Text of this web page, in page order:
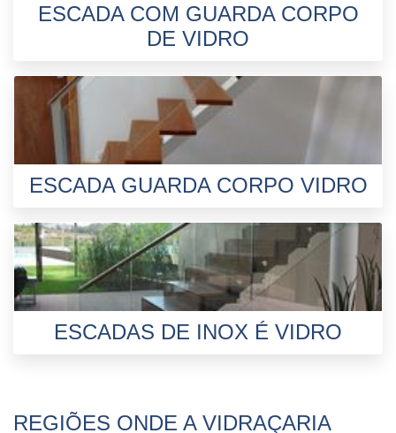
ESCADA COM GUARDA CORPO
DE VIDRO
ESCADA GUARDA CORPO VIDRO
ESCADAS DE INOX É VIDRO
REGIÕES ONDE A VIDRAÇARIA